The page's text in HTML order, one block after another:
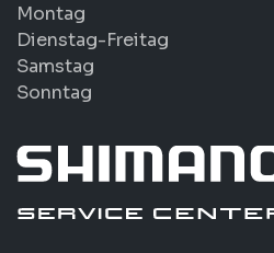
Montag
Dienstag-Freitag
Samstag
Sonntag